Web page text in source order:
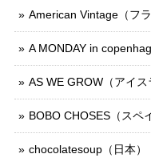
American Vintage（フラ
A MONDAY in
AS WE GROW（アイス
BOBO CHOSES（スペ
chocolatesoup（日本）